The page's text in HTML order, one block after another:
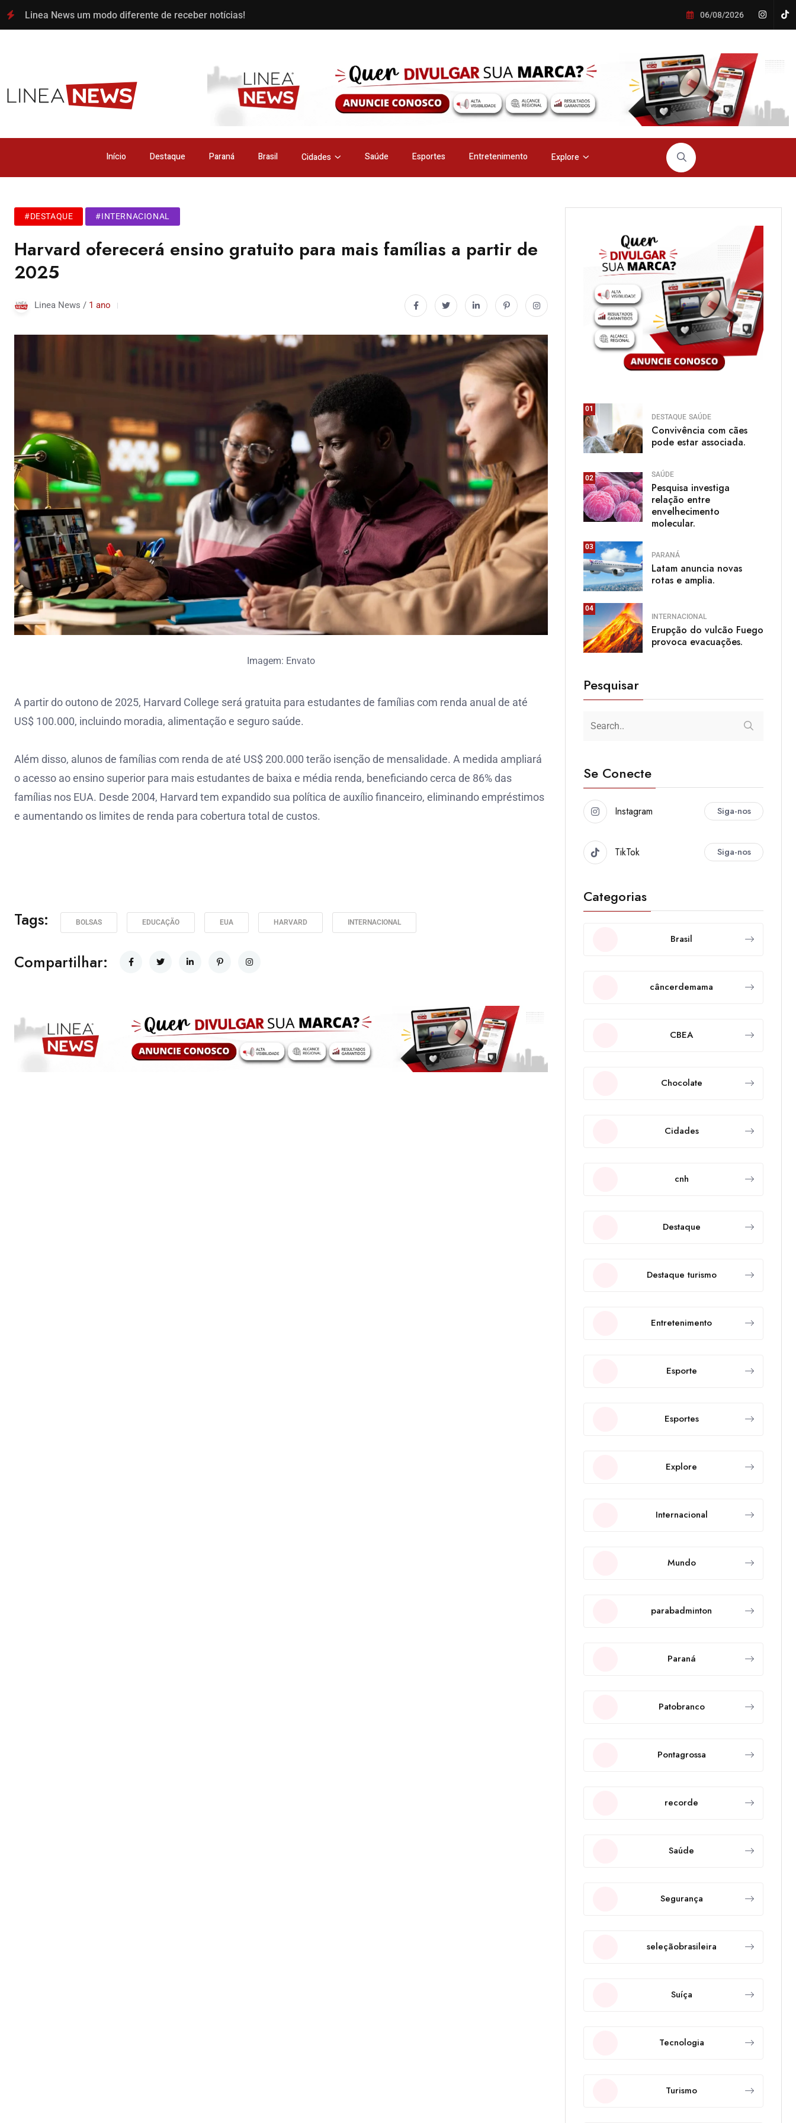
Linea News um modo diferente de receber notícias! 06/08/2026
Início Destaque Paraná Brasil Cidades Saúde Esportes Entretenimento Explore
#DESTAQUE #INTERNACIONAL
Harvard oferecerá ensino gratuito para mais famílias a partir de
2025
Linea News / 1 ano
Imagem: Envato
A partir do outono de 2025, Harvard College será gratuita para estudantes de famílias com renda anual de até
US$ 100.000, incluindo moradia, alimentação e seguro saúde.
Além disso, alunos de famílias com renda de até US$ 200.000 terão isenção de mensalidade. A medida ampliará
o acesso ao ensino superior para mais estudantes de baixa e média renda, beneficiando cerca de 86% das
famílias nos EUA. Desde 2004, Harvard tem expandido sua política de auxílio financeiro, eliminando empréstimos
e aumentando os limites de renda para cobertura total de custos.
Tags: BOLSAS EDUCAÇÃO EUA HARVARD INTERNACIONAL
Compartilhar:
01
DESTAQUE SAÚDE
Convivência com cães
pode estar associada.
02 SAÚDE
Pesquisa investiga
relação entre
envelhecimento
molecular.
03
PARANÁ
Latam anuncia novas
rotas e amplia.
04
INTERNACIONAL
Erupção do vulcão Fuego
provoca evacuações.
Pesquisar
Se Conecte
Instagram Siga-nos
TikTok Siga-nos
Categorias
Brasil
câncerdemama
CBEA
Chocolate
Cidades
cnh
Destaque
Destaque turismo
Entretenimento
Esporte
Esportes
Explore
Internacional
Mundo
parabadminton
Paraná
Patobranco
Pontagrossa
recorde
Saúde
Segurança
seleçãobrasileira
Suíça
Tecnologia
Turismo